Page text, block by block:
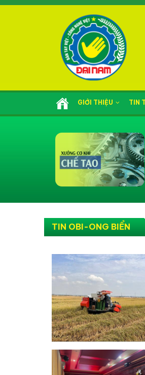
GIỚI THIỆU TIN
TIN OBI-ONG BIỂN